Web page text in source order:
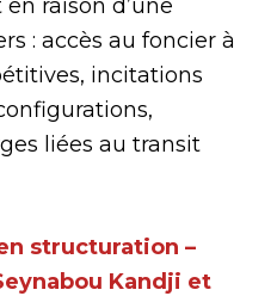
raison d’une
: accès au foncier à
incitations
liées au transit
structuration –
Kandji et